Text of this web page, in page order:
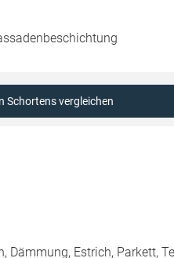
Schortens vergleichen
Dämmung, Estrich, Parkett,